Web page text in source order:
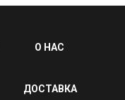
О НАС
ДОСТАВКА